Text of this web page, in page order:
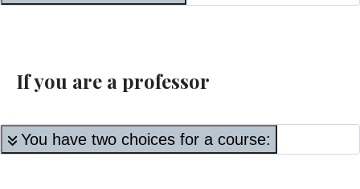
If you are a professor
You have two choices for a course: